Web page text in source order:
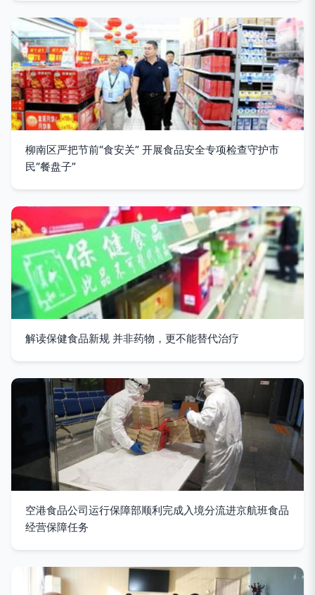
柳南区严把节前“食安关” 开展食品安全专项检查守护市
民“餐盘子”
解读保健食品新规 并非药物，更不能替代治疗
空港食品公司运行保障部顺利完成入境分流进京航班食品
经营保障任务